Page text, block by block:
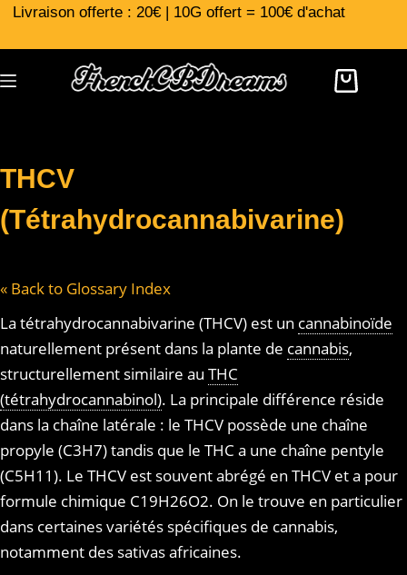
Livraison offerte : 20€ | 10G offert = 100€ d'achat
THCV
(Tétrahydrocannabivarine)
« Back to Glossary Index
La tétrahydrocannabivarine (THCV) est un cannabinoïde
naturellement présent dans la plante de cannabis,
structurellement similaire au THC
(tétrahydrocannabinol). La principale différence réside
dans la chaîne latérale : le THCV possède une chaîne
propyle (C3H7) tandis que le THC a une chaîne pentyle
(C5H11). Le THCV est souvent abrégé en THCV et a pour
formule chimique C19H26O2. On le trouve en particulier
dans certaines variétés spécifiques de cannabis,
notamment des sativas africaines.